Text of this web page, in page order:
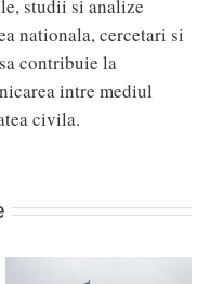
studii si analize
nationala, cercetari si
contribuie la
intre mediul
civila.